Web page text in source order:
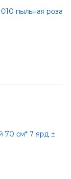
пыльная роза
70 см* 7 ярд ±